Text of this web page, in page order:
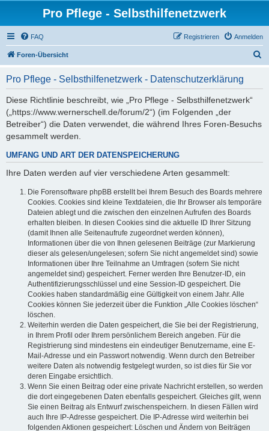
Pro Pflege - Selbsthilfenetzwerk
FAQ Anmelden
Registrieren
Foren-Übersicht
Pro Pflege - Selbsthilfenetzwerk - Datenschutzerklärung
Diese Richtlinie beschreibt, wie „Pro Pflege - Selbsthilfenetzwerk“
(„https://www.wernerschell.de/forum/2“) (im Folgenden „der
Betreiber“) die Daten verwendet, die während Ihres Foren-Besuchs
gesammelt werden.
UMFANG UND ART DER DATENSPEICHERUNG
Ihre Daten werden auf vier verschiedene Arten gesammelt:
Die Forensoftware phpBB erstellt bei Ihrem Besuch des Boards mehrere
Cookies. Cookies sind kleine Textdateien, die Ihr Browser als temporäre
Dateien ablegt und die zwischen den einzelnen Aufrufen des Boards
erhalten bleiben. In diesen Cookies sind die aktuelle ID Ihrer Sitzung
(damit Ihnen alle Seitenaufrufe zugeordnet werden können),
Informationen über die von Ihnen gelesenen Beiträge (zur Markierung
dieser als gelesen/ungelesen; sofern Sie nicht angemeldet sind) sowie
Informationen über Ihre Teilnahme an Umfragen (sofern Sie nicht
angemeldet sind) gespeichert. Ferner werden Ihre Benutzer-ID, ein
Authentifizierungsschlüssel und eine Session-ID gespeichert. Die
Cookies haben standardmäßig eine Gültigkeit von einem Jahr. Alle
Cookies können Sie jederzeit über die Funktion „Alle Cookies löschen“
löschen.
Weiterhin werden die Daten gespeichert, die Sie bei der Registrierung,
in Ihrem Profil oder Ihrem persönlichem Bereich angeben. Für die
Registrierung sind mindestens ein eindeutiger Benutzername, eine E-
Mail-Adresse und ein Passwort notwendig. Wenn durch den Betreiber
weitere Daten als notwendig festgelegt wurden, so ist dies für Sie vor
deren Eingabe ersichtlich.
Wenn Sie einen Beitrag oder eine private Nachricht erstellen, so werden
die dort eingegebenen Daten ebenfalls gespeichert. Gleiches gilt, wenn
Sie einen Beitrag als Entwurf zwischenspeichern. In diesen Fällen wird
auch Ihre IP-Adresse gespeichert. Die IP-Adresse wird weiterhin bei
folgenden Aktionen gespeichert: Löschen und Ändern von Beiträgen